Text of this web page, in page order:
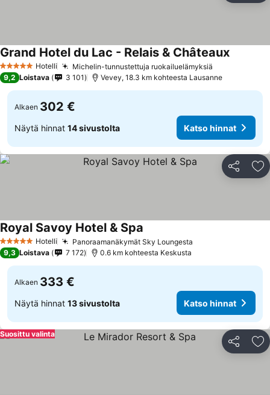
5 Tähtiluokitus
Hotelli Michelin-tunnustettuja ruokailuelämyksiä
Grand Hotel du Lac - Relais & ChâteauxKatso
9,2 Loistava 3 101 Vevey, 18.3 km kohteesta Lausanne
Alkaen 302 €
Näytä hinnat 14 sivustolta Katso hinnat
Jaa
5 Tähtiluokitus
Hotelli Panoraamanäkymät Sky Loungesta
Royal Savoy Hotel & Spa
9,3 Loistava 7 172 0.6 km kohteesta Keskusta
Alkaen 333 €
Näytä hinnat 13 sivustolta Katso hinnat
Jaa
Suosittu valinta